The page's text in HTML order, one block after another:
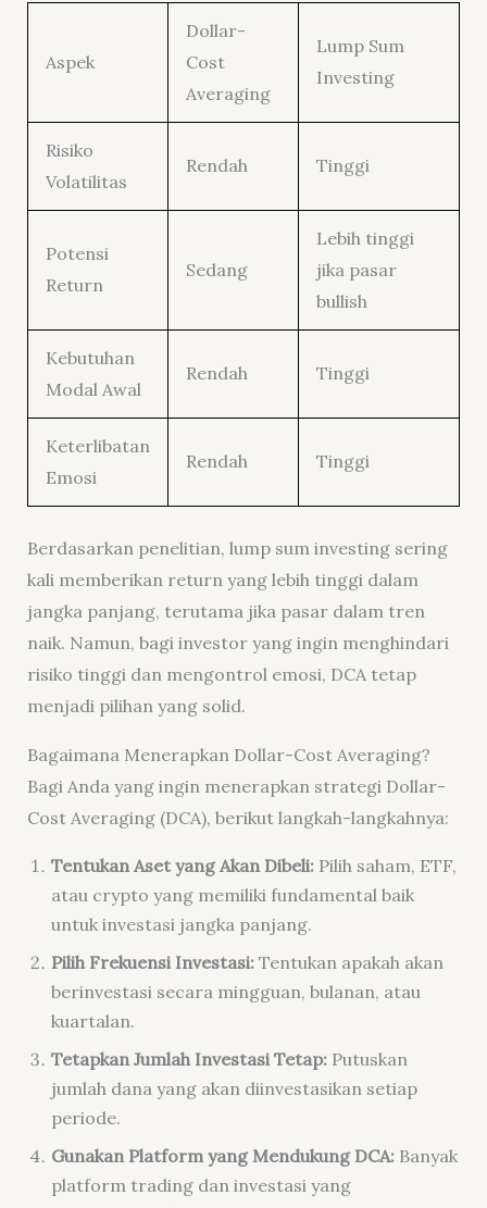
Aspek
Dollar-
Cost
Averaging
Lump Sum
Investing
Risiko
Volatilitas
Rendah Tinggi
Potensi
Return
Sedang
Lebih tinggi
jika pasar
bullish
Kebutuhan
Modal Awal
Rendah Tinggi
Keterlibatan
Emosi
Rendah Tinggi
Berdasarkan penelitian, lump sum investing sering
kali memberikan return yang lebih tinggi dalam
jangka panjang, terutama jika pasar dalam tren
naik. Namun, bagi investor yang ingin menghindari
risiko tinggi dan mengontrol emosi, DCA tetap
menjadi pilihan yang solid.
Bagaimana Menerapkan Dollar-Cost Averaging?
Bagi Anda yang ingin menerapkan strategi Dollar-
Cost Averaging (DCA), berikut langkah-langkahnya:
Tentukan Aset yang Akan Dibeli: Pilih saham, ETF,
atau crypto yang memiliki fundamental baik
untuk investasi jangka panjang.
Pilih Frekuensi Investasi: Tentukan apakah akan
berinvestasi secara mingguan, bulanan, atau
kuartalan.
Tetapkan Jumlah Investasi Tetap: Putuskan
jumlah dana yang akan diinvestasikan setiap
periode.
Gunakan Platform yang Mendukung DCA: Banyak
platform trading dan investasi yang